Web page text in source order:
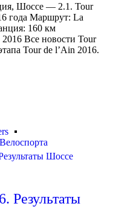
Шоссе — 2.1. Tour
года Маршрут: La
160 км
2016 Все новости Tour
Tour de l’Ain 2016.
Шоссе
Результаты